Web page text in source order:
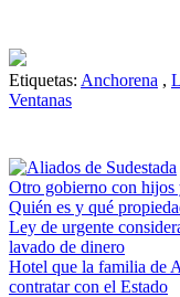
Etiquetas: Anchorena ,
Ventanas
Otro gobierno con hijos
Quién es y qué
Ley de urgente
lavado de dinero
Hotel que la familia de
contratar con el Estado